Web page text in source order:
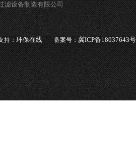
滤设备制造有限公司
持：环保在线 备案号：冀ICP备18037643